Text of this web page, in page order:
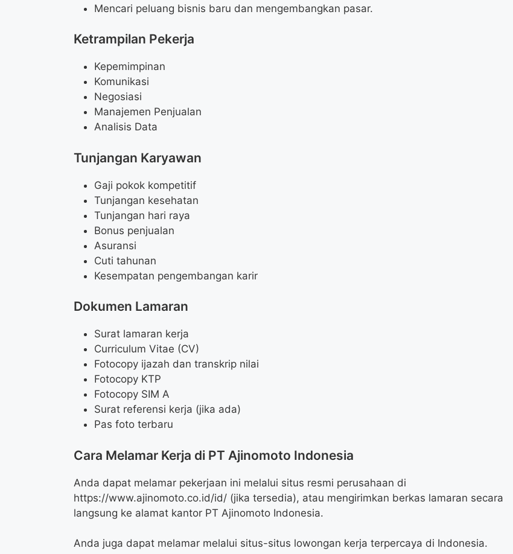
Mencari peluang bisnis baru dan mengembangkan pasar.
Ketrampilan Pekerja
Kepemimpinan
Komunikasi
Negosiasi
Manajemen Penjualan
Analisis Data
Tunjangan Karyawan
Gaji pokok kompetitif
Tunjangan kesehatan
Tunjangan hari raya
Bonus penjualan
Asuransi
Cuti tahunan
Kesempatan pengembangan karir
Dokumen Lamaran
Surat lamaran kerja
Curriculum Vitae (CV)
Fotocopy ijazah dan transkrip nilai
Fotocopy KTP
Fotocopy SIM A
Surat referensi kerja (jika ada)
Pas foto terbaru
Cara Melamar Kerja di PT Ajinomoto Indonesia
Anda dapat melamar pekerjaan ini melalui situs resmi perusahaan di
https://www.ajinomoto.co.id/id/ (jika tersedia), atau mengirimkan berkas lamaran secara
langsung ke alamat kantor PT Ajinomoto Indonesia.
Anda juga dapat melamar melalui situs-situs lowongan kerja terpercaya di Indonesia.